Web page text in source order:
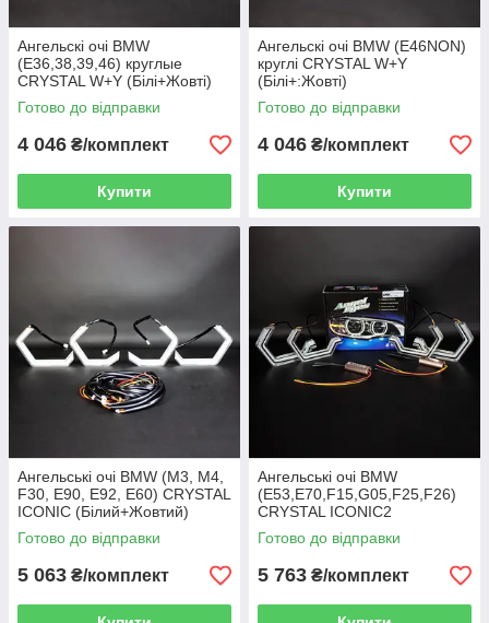
Ангельскі очі BMW
(E36,38,39,46) круглые
CRYSTAL W+Y (Білі+Жовті)
Готово до відправки
4 046 ₴/комплект
Купити
Ангельскі очі BMW (E46NON)
круглі CRYSTAL W+Y
(Білі+:Жовті)
Готово до відправки
4 046 ₴/комплект
Купити
Ангельські очі BMW (M3, M4,
F30, E90, E92, E60) CRYSTAL
ICONIC (Білий+Жовтий)
Готово до відправки
5 063 ₴/комплект
Ангельські очі BMW
(E53,E70,F15,G05,F25,F26)
CRYSTAL ICONIC2
(Білий+Жовтий)
Готово до відправки
5 763 ₴/комплект